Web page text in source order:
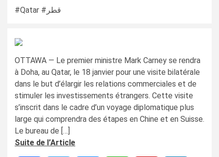
#Qatar #قطر
OTTAWA — Le premier ministre Mark Carney se rendra
à Doha, au Qatar, le 18 janvier pour une visite bilatérale
dans le but d’élargir les relations commerciales et de
stimuler les investissements étrangers. Cette visite
s’inscrit dans le cadre d’un voyage diplomatique plus
large qui comprendra des étapes en Chine et en Suisse.
Le bureau de […]
Suite de l’Article